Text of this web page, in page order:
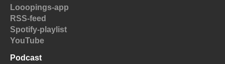
Looopings-app
RSS-feed
Spotify-playlist
YouTube
Podcast